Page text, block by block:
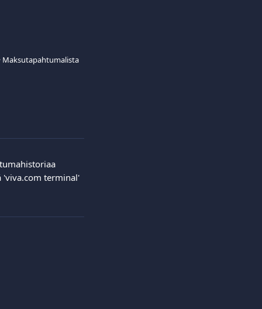
Maksutapahtumalista
'viva.com terminal'